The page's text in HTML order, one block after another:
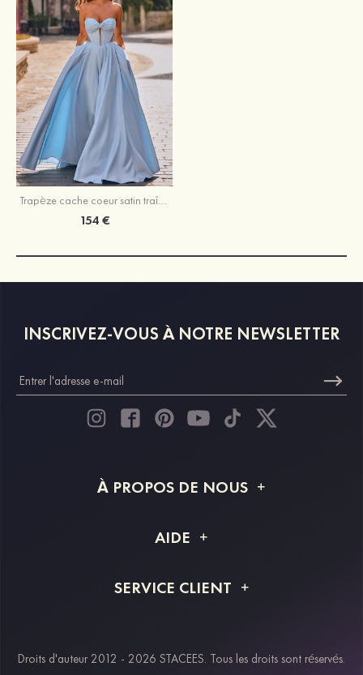
Trapèze cache coeur satin traîne balayage robe de bal
154 €
INSCRIVEZ-VOUS À NOTRE NEWSLETTER
À PROPOS DE NOUS
Livraison
AIDE
Retour et remboursement
SERVICE CLIENT
Modes de paiement
Droits d'auteur 2012 - 2026 STACEES. Tous les droits sont réservés.